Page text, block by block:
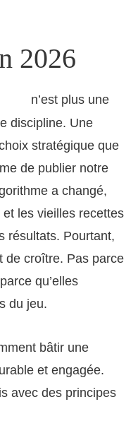
2026
n’est plus une
discipline. Une
stratégique que
de publier notre
a changé,
les vieilles recettes
résultats. Pourtant,
de croître. Pas parce
qu’elles
du jeu.
bâtir une
et engagée.
avec des principes